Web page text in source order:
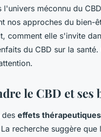
le cbd
être
l'univers méconnu du
nos approches du bien-
comment elle s'invite
du CBD sur la
le CBD et ses
effets thérapeutiques
recherche suggère